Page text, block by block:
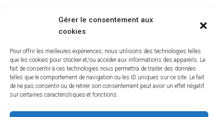
Gérer le consentement aux
cookies
Pour offrir les meilleures expériences, nous utilisons des technologies telles
que les cookies pour stocker et/ou accéder aux informations des appareils. Le
fait de consentir à ces technologies nous permettra de traiter des données
telles que le comportement de navigation ou les ID uniques sur ce site. Le fait
de ne pas consentir ou de retirer son consentement peut avoir un effet négatif
sur certaines caractéristiques et fonctions.
Vous pouvez dès maintenant accéder aux
boutiques en ligne de vos commerçants
vous rendre en magasin et de finaliser vos
achats.
Prêt pour une balade chez vos